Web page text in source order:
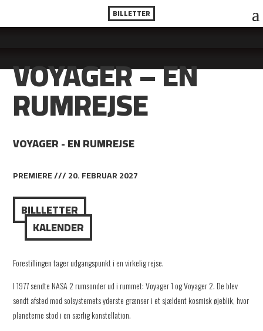
BILLETTER
VOYAGER – EN
RUMREJSE
VOYAGER - EN RUMREJSE
PREMIERE /// 20. FEBRUAR 2027
BILLLETTER
KALENDER
Forestillingen tager udgangspunkt i en virkelig rejse.
I 1977 sendte NASA 2 rumsonder ud i rummet: Voyager 1 og Voyager 2. De blev
sendt afsted mod solsystemets yderste grænser i et sjældent kosmisk øjeblik, hvor
planeterne stod i en særlig konstellation.